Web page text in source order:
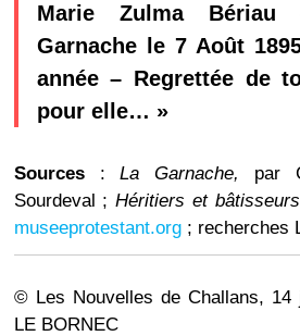
Marie Zulma Bériau
Garnache le 7 Août
année – Regrettée de
pour elle… »
Sources:La Garnache,
par
Sourdeval ;Héritiers et
museeprotestant.org; recherches
© Les Nouvelles de Challans, 14
LE BORNEC